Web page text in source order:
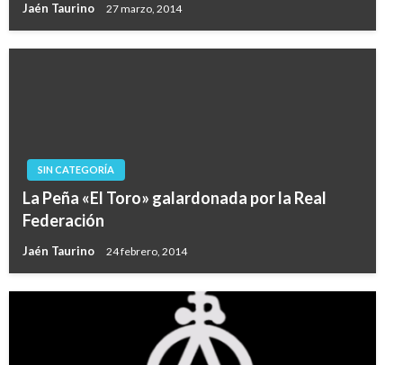
Jaén Taurino 27 marzo, 2014
SIN CATEGORÍA
La Peña «El Toro» galardonada por la Real
Federación
Jaén Taurino 24 febrero, 2014